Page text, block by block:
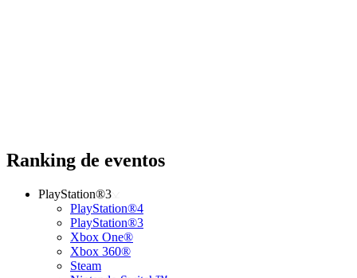
Ranking de eventos
PlayStation®3
PlayStation®4
PlayStation®3
Xbox One®
Xbox 360®
Steam